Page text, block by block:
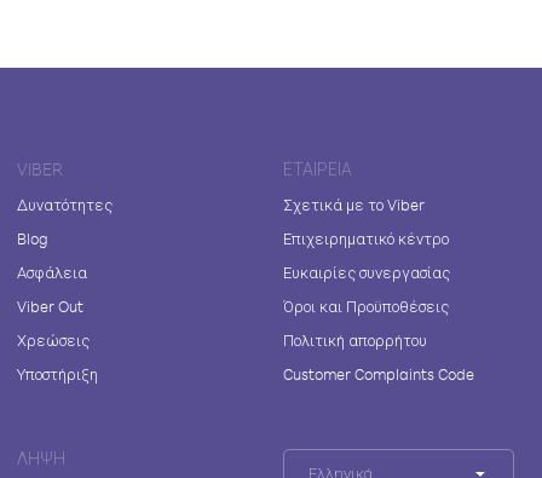
VIBER
Δυνατότητες
Blog
Ασφάλεια
Viber Out
Χρεώσεις
Υποστήριξη
ΕΤΑΙΡΕΊΑ
Σχετικά με το Viber
Επιχειρηματικό κέντρο
Ευκαιρίες συνεργασίας
Όροι και Προϋποθέσεις
Πολιτική απορρήτου
Customer Complaints Code
ΛΉΨΗ
Ελληνικά